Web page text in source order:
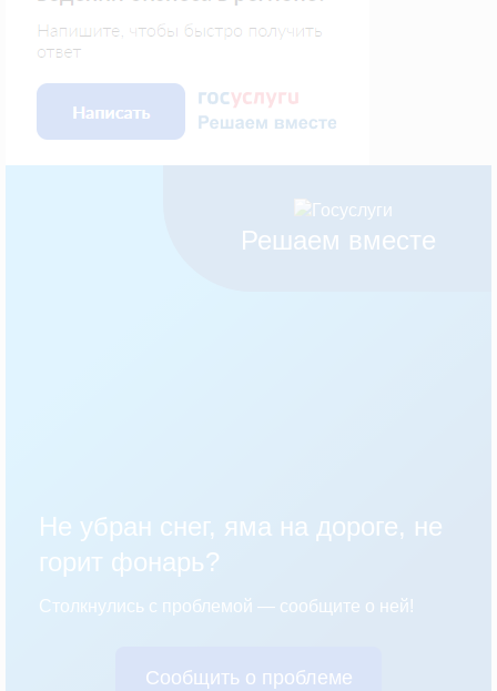
Решаем вместе
Не убран снег, яма на дороге, не
горит фонарь?
Столкнулись с проблемой — сообщите о ней!
Сообщить о проблеме